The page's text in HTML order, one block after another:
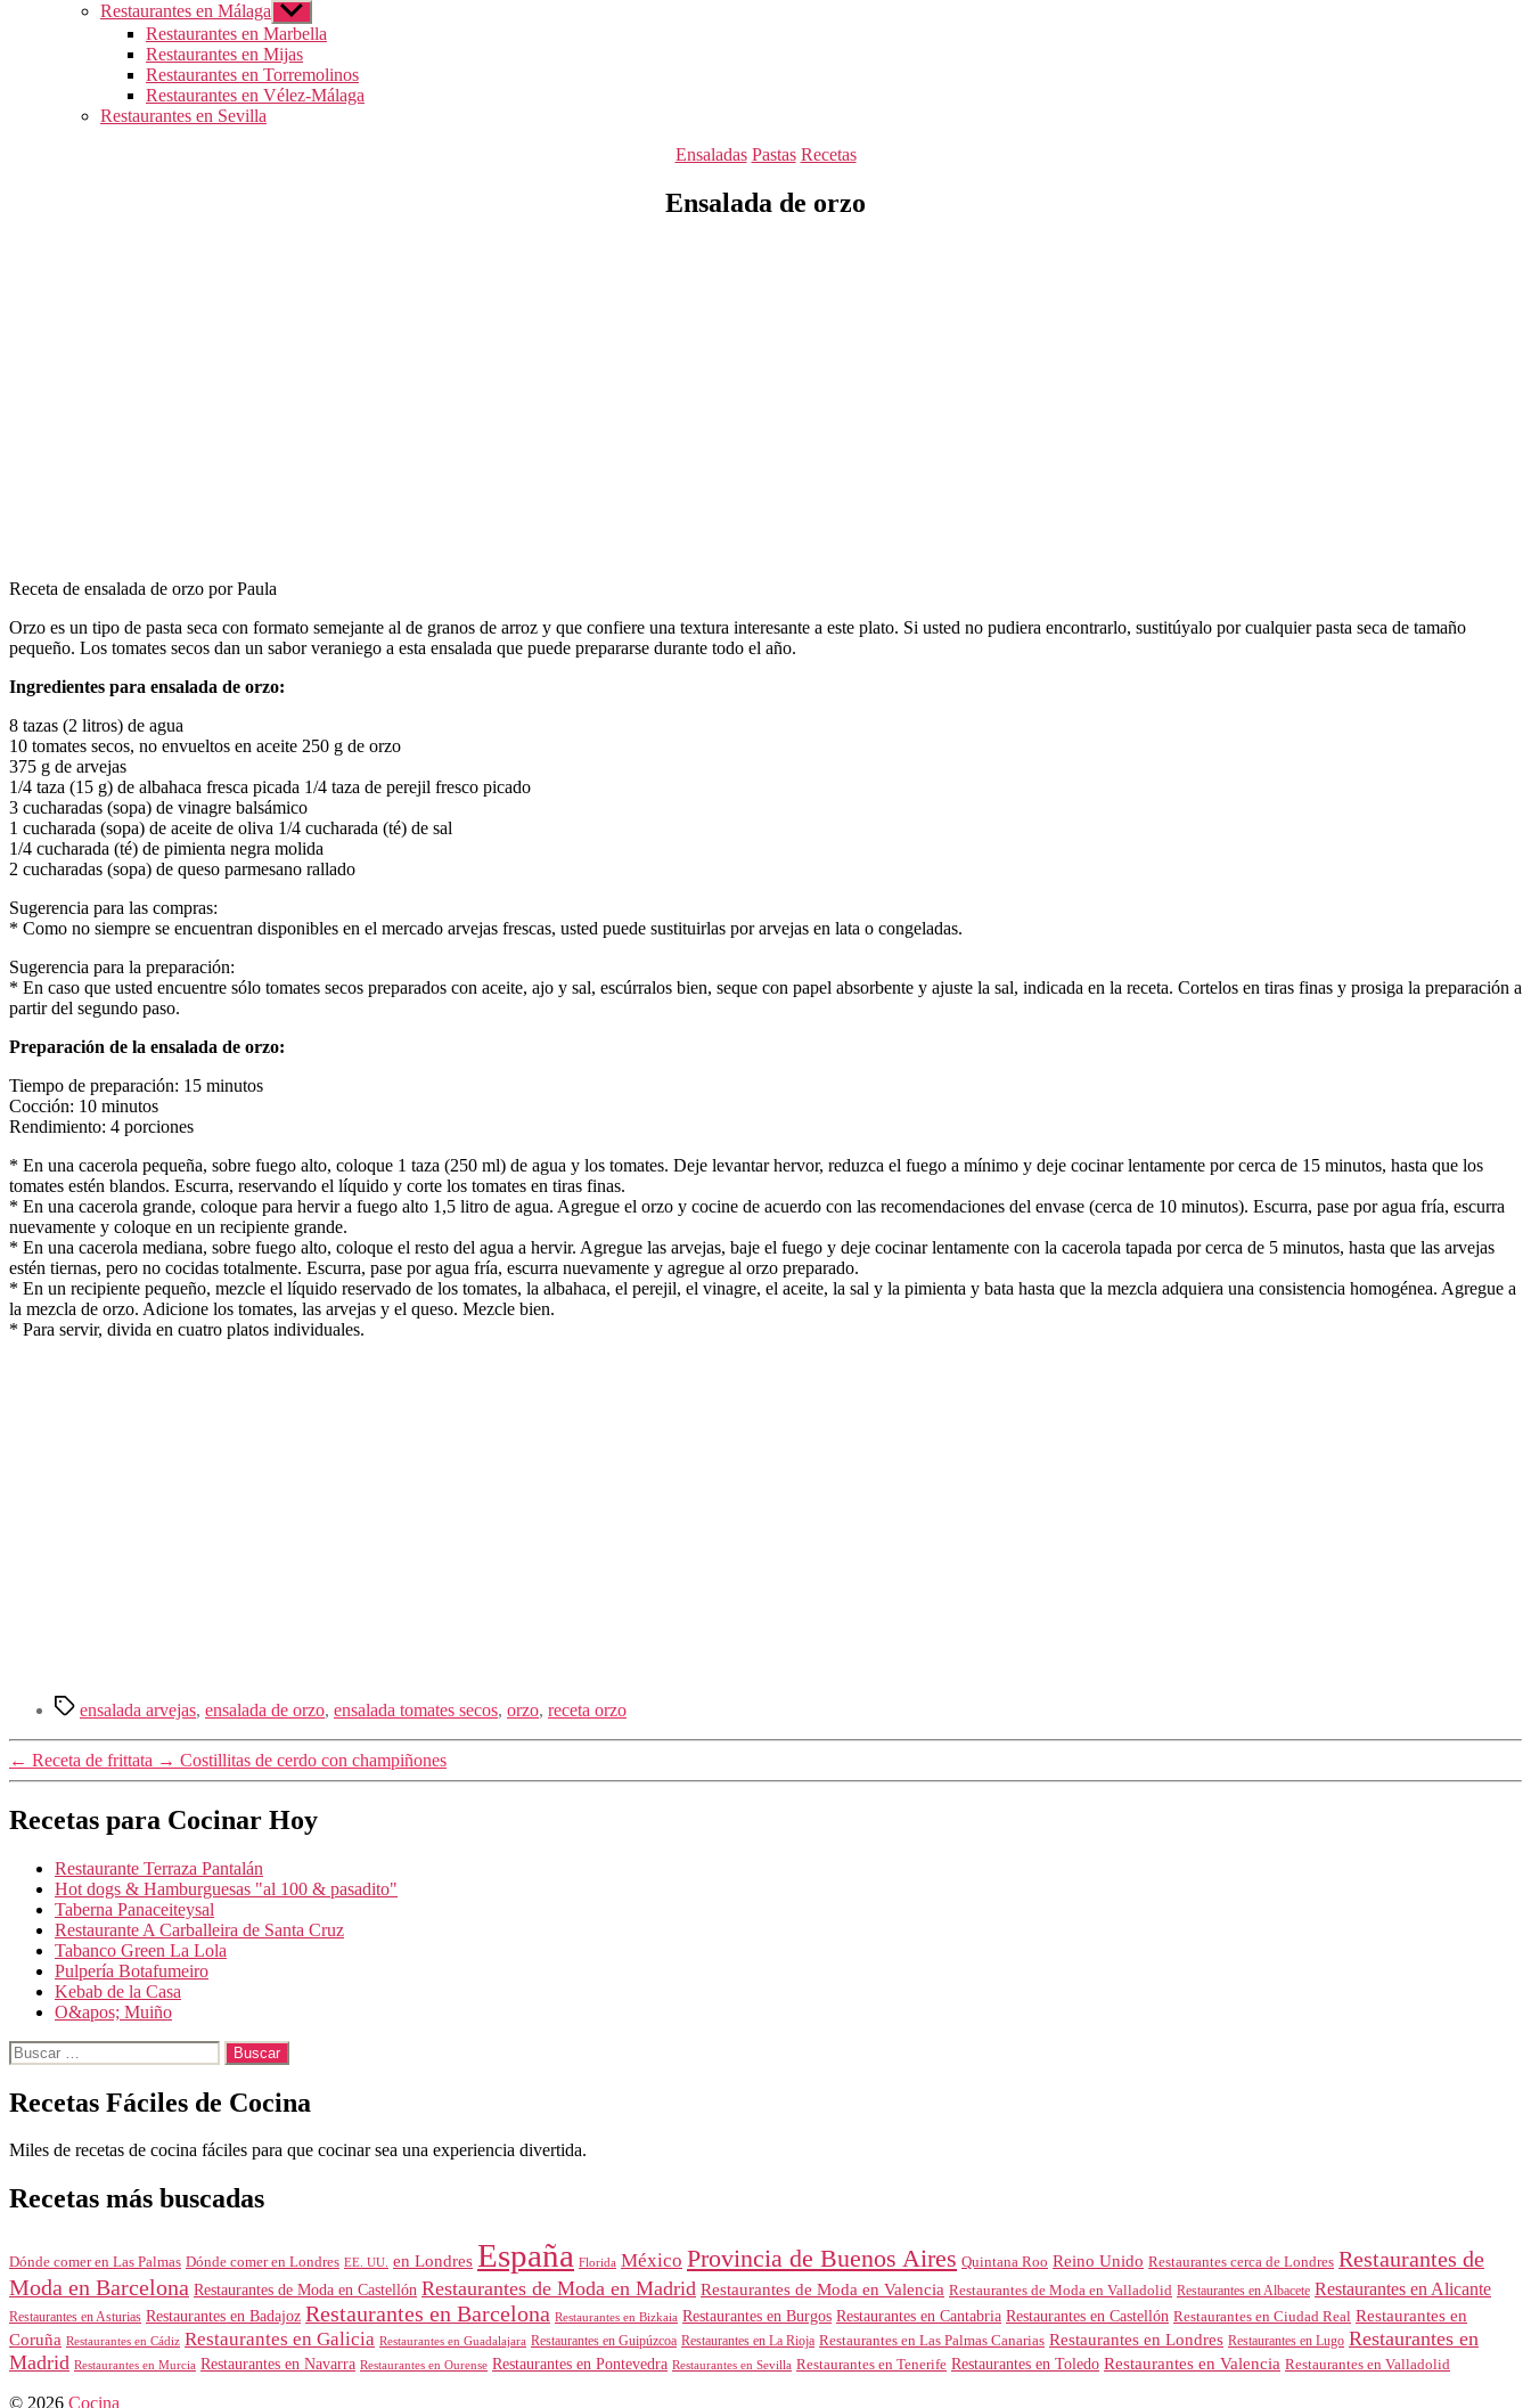
Restaurantes en Málaga Mostrar
el
submenú
Restaurantes en Marbella
Restaurantes en Mijas
Restaurantes en Torremolinos
Restaurantes en Vélez-Málaga
Restaurantes en Sevilla
Categorías
Ensaladas Pastas Recetas
Ensalada de orzo
Receta de ensalada de orzo por Paula
Orzo es un tipo de pasta seca con formato semejante al de granos de arroz y que confiere una textura interesante a este plato. Si usted no pudiera encontrarlo, sustitúyalo por cualquier pasta seca de tamaño
pequeño. Los tomates secos dan un sabor veraniego a esta ensalada que puede prepararse durante todo el año.
Ingredientes para ensalada de orzo:
8 tazas (2 litros) de agua
10 tomates secos, no envueltos en aceite 250 g de orzo
375 g de arvejas
1/4 taza (15 g) de albahaca fresca picada 1/4 taza de perejil fresco picado
3 cucharadas (sopa) de vinagre balsámico
1 cucharada (sopa) de aceite de oliva 1/4 cucharada (té) de sal
1/4 cucharada (té) de pimienta negra molida
2 cucharadas (sopa) de queso parmesano rallado
Sugerencia para las compras:
* Como no siempre se encuentran disponibles en el mercado arvejas frescas, usted puede sustituirlas por arvejas en lata o congeladas.
Sugerencia para la preparación:
* En caso que usted encuentre sólo tomates secos preparados con aceite, ajo y sal, escúrralos bien, seque con papel absorbente y ajuste la sal, indicada en la receta. Cortelos en tiras finas y prosiga la preparación a
partir del segundo paso.
Preparación de la ensalada de orzo:
Tiempo de preparación: 15 minutos
Cocción: 10 minutos
Rendimiento: 4 porciones
* En una cacerola pequeña, sobre fuego alto, coloque 1 taza (250 ml) de agua y los tomates. Deje levantar hervor, reduzca el fuego a mínimo y deje cocinar lentamente por cerca de 15 minutos, hasta que los
tomates estén blandos. Escurra, reservando el líquido y corte los tomates en tiras finas.
* En una cacerola grande, coloque para hervir a fuego alto 1,5 litro de agua. Agregue el orzo y cocine de acuerdo con las recomendaciones del envase (cerca de 10 minutos). Escurra, pase por agua fría, escurra
nuevamente y coloque en un recipiente grande.
* En una cacerola mediana, sobre fuego alto, coloque el resto del agua a hervir. Agregue las arvejas, baje el fuego y deje cocinar lentamente con la cacerola tapada por cerca de 5 minutos, hasta que las arvejas
estén tiernas, pero no cocidas totalmente. Escurra, pase por agua fría, escurra nuevamente y agregue al orzo preparado.
* En un recipiente pequeño, mezcle el líquido reservado de los tomates, la albahaca, el perejil, el vinagre, el aceite, la sal y la pimienta y bata hasta que la mezcla adquiera una consistencia homogénea. Agregue a
la mezcla de orzo. Adicione los tomates, las arvejas y el queso. Mezcle bien.
* Para servir, divida en cuatro platos individuales.
Etiquetas
ensalada arvejas, ensalada de orzo, ensalada tomates secos, orzo, receta orzo
← Receta de frittata → Costillitas de cerdo con champiñones
Recetas para Cocinar Hoy
Restaurante Terraza Pantalán
Hot dogs & Hamburguesas "al 100 & pasadito"
Taberna Panaceiteysal
Restaurante A Carballeira de Santa Cruz
Tabanco Green La Lola
Pulpería Botafumeiro
Kebab de la Casa
O&apos; Muiño
Buscar:
Recetas Fáciles de Cocina
Miles de recetas de cocina fáciles para que cocinar sea una experiencia divertida.
Recetas más buscadas
Dónde comer en Las Palmas Dónde comer en Londres EE. UU. en Londres España Florida México Provincia de Buenos Aires Quintana Roo Reino Unido Restaurantes cerca de Londres Restaurantes de
Moda en Barcelona Restaurantes de Moda en Castellón Restaurantes de Moda en Madrid Restaurantes de Moda en Valencia Restaurantes de Moda en Valladolid Restaurantes en Albacete Restaurantes en Alicante
Restaurantes en Asturias Restaurantes en Badajoz Restaurantes en Barcelona Restaurantes en Bizkaia Restaurantes en Burgos Restaurantes en Cantabria Restaurantes en Castellón Restaurantes en Ciudad Real Restaurantes en
Coruña Restaurantes en Cádiz Restaurantes en Galicia Restaurantes en Guadalajara Restaurantes en Guipúzcoa Restaurantes en La Rioja Restaurantes en Las Palmas Canarias Restaurantes en Londres Restaurantes en Lugo Restaurantes en
Madrid Restaurantes en Murcia Restaurantes en Navarra Restaurantes en Ourense Restaurantes en Pontevedra Restaurantes en Sevilla Restaurantes en Tenerife Restaurantes en Toledo Restaurantes en Valencia Restaurantes en Valladolid
© 2026 Cocina